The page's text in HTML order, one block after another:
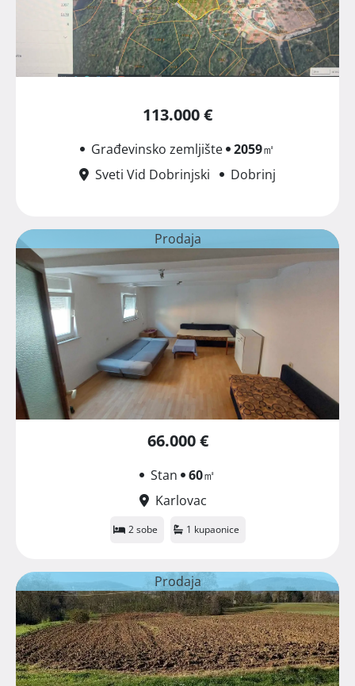
113.000 €
Građevinsko zemljište 2059㎡
Sveti Vid Dobrinjski
Dobrinj
Prodaja
66.000 €
Stan 60㎡
Karlovac
2 sobe 1 kupaonice
Prodaja